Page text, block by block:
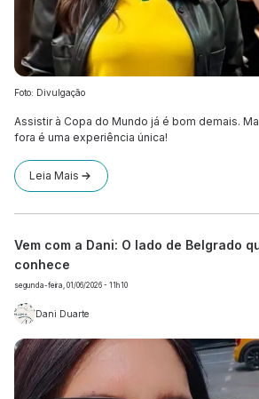
Foto: Divulgação
Assistir à Copa do Mundo já é bom demais.
fora é uma experiência única!
Leia Mais
Vem com a Dani: O lado de Belgrado
conhece
segunda-feira, 01/06/2026 - 11h10
Dani Duarte